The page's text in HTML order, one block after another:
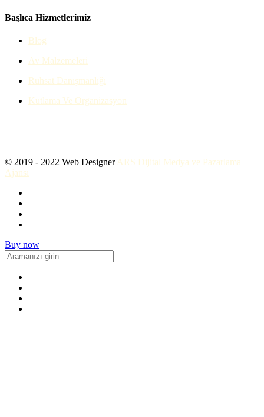
Başlıca Hizmetlerimiz
Blog
Av Malzemeleri
Ruhsat Danışmanlığı
Kutlama Ve Organizasyon
© 2019 - 2022 Web Designer ARS Dijital Medya ve Pazarlama
Ajansı
Buy now